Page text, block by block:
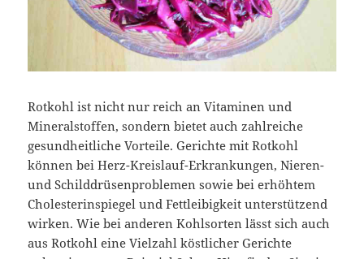
Rotkohl ist nicht nur reich an Vitaminen und
Mineralstoffen, sondern bietet auch zahlreiche
gesundheitliche Vorteile. Gerichte mit Rotkohl
können bei Herz-Kreislauf-Erkrankungen, Nieren-
und Schilddrüsenproblemen sowie bei erhöhtem
Cholesterinspiegel und Fettleibigkeit unterstützend
wirken. Wie bei anderen Kohlsorten lässt sich auch
aus Rotkohl eine Vielzahl köstlicher Gerichte